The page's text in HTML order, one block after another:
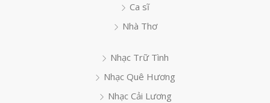
Ca sĩ
Nhà Thơ
Nhạc Trữ Tình
Nhạc Quê Hương
Nhạc Cải Lương